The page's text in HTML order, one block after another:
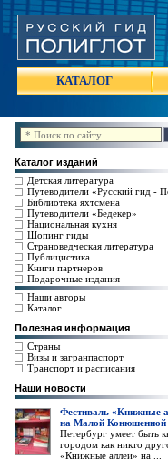
КАТАЛОГ
Каталог изданий
Детская литература
Путеводители «Русский гид -
Библиотека яхтсмена
Путеводители «Бедекер»
Национальная кухня
Шопинг гиды
Страноведческая литература
Публицистика
Книги партнеров
Подарочные издания
Наши авторы
Каталог
Полезная информация
Страны
Визы и загранпаспорт
Транспорт и расписания
Наши новости
Фестиваль «Книжные
на Малой Конюшенной
Петербург умеет быть
городом как никто
«Книжные аллеи» на ...